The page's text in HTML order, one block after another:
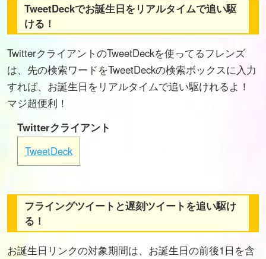
TweetDeckでお誕生日をリアルタイムで追い駆
ける！
TwitterクライアントのTweetDeckを使ってるフレンズ
は、先の検索ワードをTweetDeckの検索ボックスに入力
すれば、お誕生日をリアルタイムで追い駆けれるよ！
マジ超便利！
Twitterクライアント
TweetDeck
フライングツイートと遅刻ツイートを追い駆け
る！
お誕生日リンクの対象期間は、お誕生日の前後1日を含